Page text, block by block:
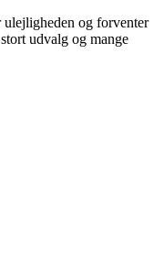
ulejligheden og forventer
udvalg og mange